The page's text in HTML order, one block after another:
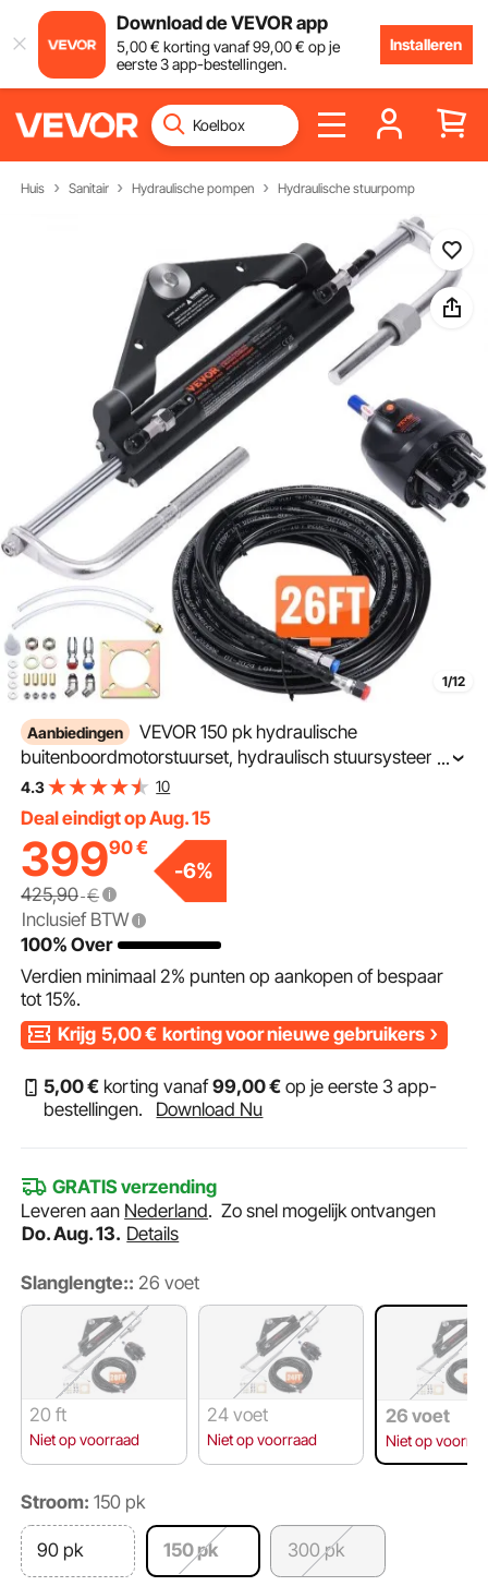
Download de VEVOR app
5,00€ korting vanaf99,00€ op je
eerste 3 app-bestellingen.
Installeren
Huis Sanitair Hydraulische pompen Hydraulische stuurpomp
1/12
Aanbiedingen
VEVOR 150 pk hydraulische
buitenboordmotorstuurset, hydraulisch stuursysteem
voor boten met stuurpomp, tweewegcilinder en 8 m
hydraulische stuurslang, voor boten met één station en
één motor
...
4.3 10
Deal eindigt op Aug. 15
39990€
425,90 €
-6%
Inclusief BTW
100% Over
Verdien minimaal 2% punten op aankopen of bespaar
tot15%.
Krijg 5,00€ korting voor nieuwe gebruikers
5,00€ korting vanaf99,00€ op je eerste 3 app-
bestellingen. Download Nu
GRATIS verzending
Leveren aan Nederland.Zo snel mogelijk ontvangen
Do. Aug. 13. Details
Slanglengte:: 26 voet
20 ft
Niet op voorraad
24 voet
Niet op voorraad
26 voet
Niet op
Stroom: 150 pk
90 pk 150 pk 300 pk